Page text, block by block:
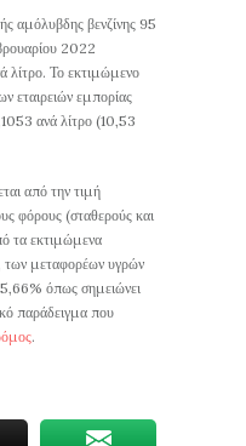
αμόλυβδης βενζίνης 95
2022
λίτρο. Το εκτιμώμενο
εταιρειών εμπορίας
ανά λίτρο (10,53
από την τιμή
φόρους (σταθερούς και
τα εκτιμώμενα
των μεταφορέων υγρών
όπως σημειώνει
παράδειγμα που
.